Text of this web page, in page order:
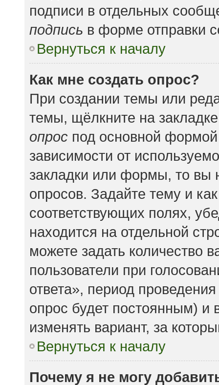
подписи в отдельных
подпись в форме отправки
Вернуться к началу
Как мне создать опрос?
При создании темы или
темы, щёлкните на
опрос под основной
зависимости от
закладки или формы, то вы
опросов. Задайте тему и
соответствующих полях,
находится на отдельной
можете задать количество
пользователи при
ответа», период
опрос будет постоянным) и
изменять вариант, за
Вернуться к началу
Почему я не могу